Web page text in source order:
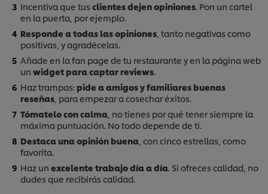
Incentiva que tus clientes dejen opiniones. Pon un cartel
en la puerta, por ejemplo.
Responde a todas las opiniones , tanto negativas como
positivas, y agradécelas.
Añade en la fan page de tu restaurante y en la página web
un widget para captar reviews.
Haz trampas: pide a amigos y familiares buenas
reseñas , para empezar a cosechar éxitos.
Tómatelo con calma , no tienes por qué tener siempre la
máxima puntuación. No todo depende de ti.
Destaca una opinión buena , con cinco estrellas, como
favorita.
Haz un excelente trabajo día a día. Si ofreces calidad, no
dudes que recibirás calidad.